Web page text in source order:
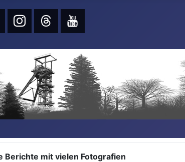
Berichte mit vielen Fotografien